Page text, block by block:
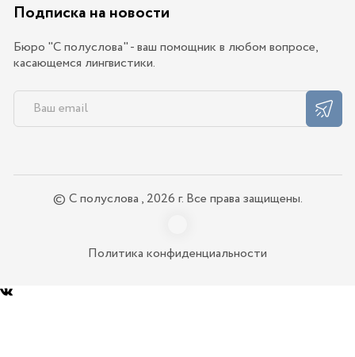
Подписка на новости
Бюро "С полуслова" - ваш помощник в любом вопросе,
касающемся лингвистики.
© С полуслова , 2026 г. Все права защищены.
Политика конфиденциальности